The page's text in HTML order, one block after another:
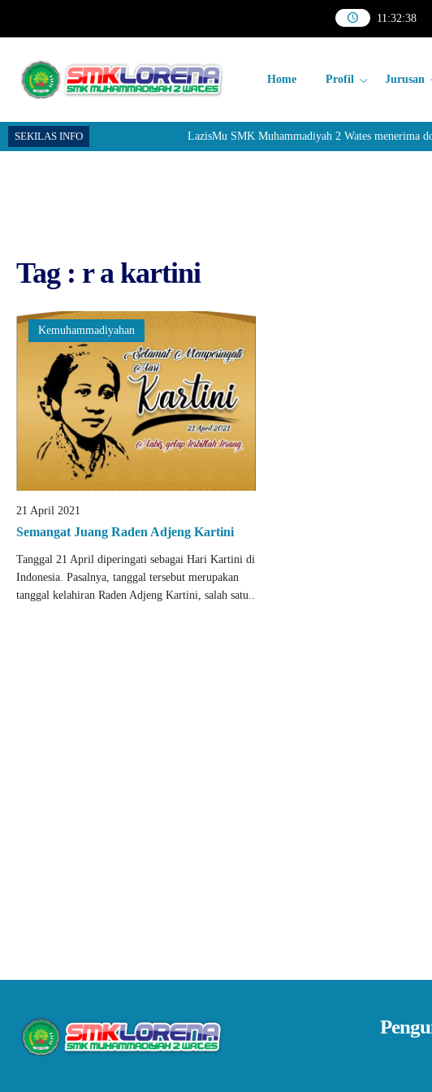
11:32:38
Home Profil Jurusan
SEKILAS INFO LazisMu SMK Muhammadiyah 2 Wates menerima
Tag : r a kartini
Kemuhammadiyahan
21 April 2021
Semangat Juang Raden Adjeng Kartini
Tanggal 21 April diperingati sebagai Hari Kartini di
Indonesia. Pasalnya, tanggal tersebut merupakan
tanggal kelahiran Raden Adjeng Kartini, salah satu..